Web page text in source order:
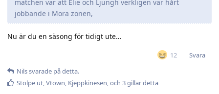
matchen var att Elie och Ljungh verkligen var hårt
jobbande i Mora zonen,
Nu är du en säsong för tidigt ute…
12
Svara
Nilssvarade på detta.
Stolpe ut,Vtown, Kjeppkinesen, och 3gillar detta